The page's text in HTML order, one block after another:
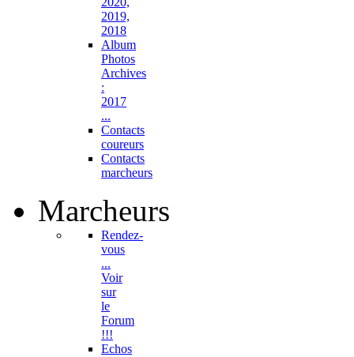
2019,
2018
Album
Photos
Archives
:
2017
...
Contacts
coureurs
Contacts
marcheurs
Marcheurs
Rendez-
vous
...
Voir
sur
le
Forum
!!!
Echos